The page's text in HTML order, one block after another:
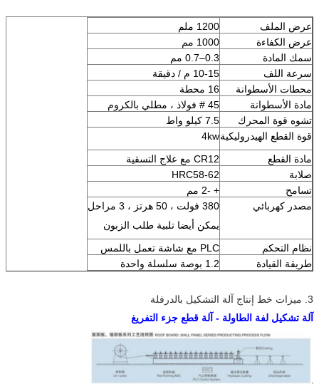
عرض الملف
1200 ملم
عرض الكفاءة
1000 مم
سمك المادة
0.3–0.7 مم
سرعة اللف
10-15 م / دقيقة
محطات الأسطوانة
16 محطة
مادة الأسطوانة
45 # فولاذ ، مطلي بالكروم
تشوه قوة المحرك
7.5 كيلو واط
قوة القطع الهيدروليكية4kw
مادة القطع
CR12 مع علاج التسقية
صلابة
HRC58-62
تسامح
+ -2 مم
مصدر كهربائي
380 فولت ، 50 هرتز ، 3 مراحل
يمكن أيضا تلبية طلب الزبون
نظام التحكم
PLC مع شاشة تعمل باللمس
طريقة القيادة
1.2 بوصة سلسلة واحدة
3. ميزات خط إنتاج آلة التشكيل بالدرفلة
آلة تشكيل لفة الطاولة - آلة قطع جزء التفريغ